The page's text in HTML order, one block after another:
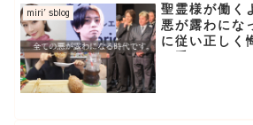
miri′sblog
聖霊様が働く
悪が露わにな
に従い正しく